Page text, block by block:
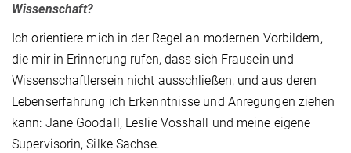
Wissenschaft?
Ich orientiere mich in der Regel an modernen Vorbildern,
die mir in Erinnerung rufen, dass sich Frausein und
Wissenschaftlersein nicht ausschließen, und aus deren
Lebenserfahrung ich Erkenntnisse und Anregungen ziehen
kann: Jane Goodall, Leslie Vosshall und meine eigene
Supervisorin, Silke Sachse.